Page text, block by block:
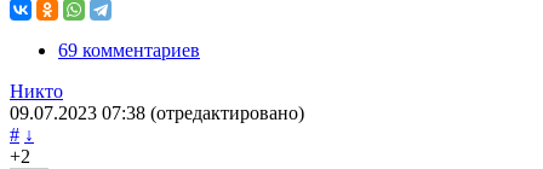
69 комментариев
Никто
09.07.2023 07:38 (отредактировано)
# ↓
+2